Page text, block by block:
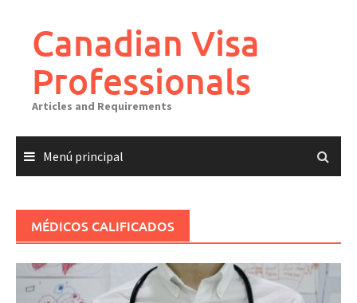
Canadian Visa
Professionals
Articles and Requirements
Menú principal
MÉDICOS CALIFICADOS